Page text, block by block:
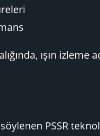
ışın
söylenen PSSR